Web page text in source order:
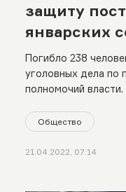
защиту
январских
Погибло 238
уголовных дела по
полномочий власти.
Общество
21.04.2022, 07:14